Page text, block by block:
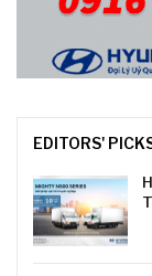
EDITORS'